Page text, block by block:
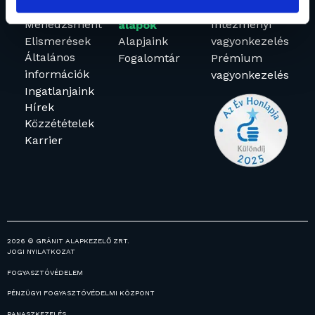
Menedzsment
Elismerések
Általános
információk
Ingatlanjaink
Hírek
Közzétételek
Karrier
alapok
Alapjaink
Fogalomtár
Intézményi
vagyonkezelés
Prémium
vagyonkezelés
2026 © GRÁNIT ALAPKEZELŐ ZRT.
JOGI NYILATKOZAT
FOGYASZTÓVÉDELEM
PÉNZÜGYI FOGYASZTÓVÉDELMI KÖZPONT